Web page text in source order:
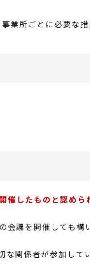
業所ごとに必要な
催したものと認めら
会議を開催しても構
な関係者が参加して